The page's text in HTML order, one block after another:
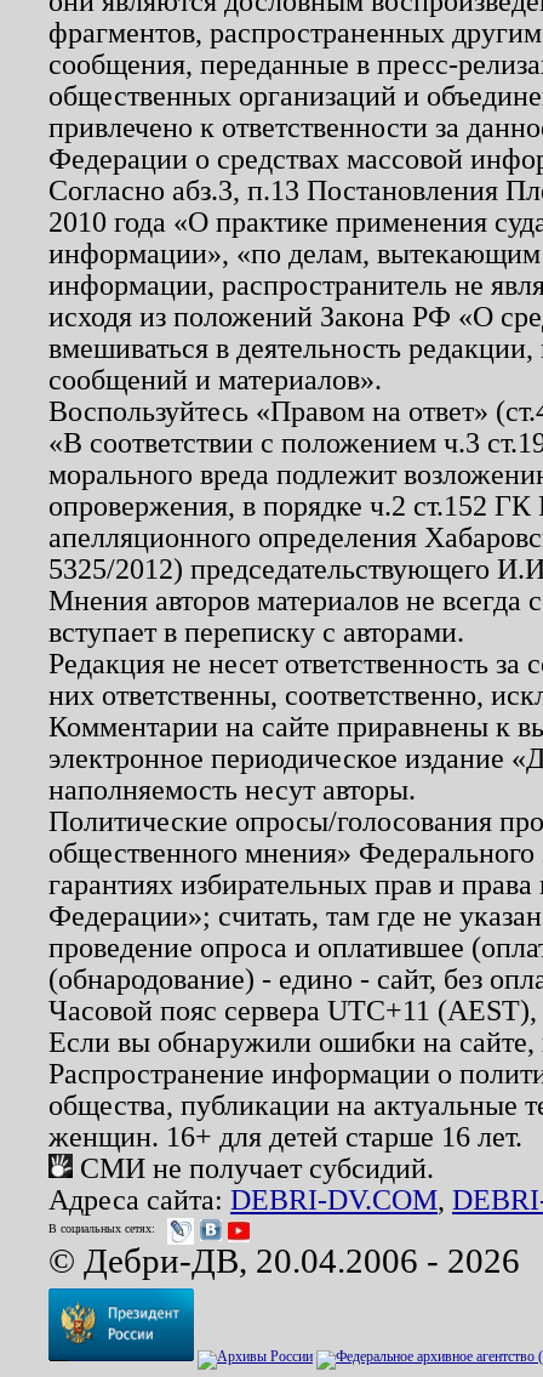
фрагментов, распространенных
сообщения, переданные в пресс-
общественных организаций и
привлечено к ответственности за
Федерации о средствах массовой
Согласно абз.3, п.13 Постановления
2010 года «О практике применения
информации», «по делам, вытекающим
информации, распространитель не
исходя из положений Закона РФ «О
вмешиваться в деятельность
сообщений и материалов».
Воспользуйтесь «Правом на ответ»
«В соответствии с положением ч.3
морального вреда подлежит
опровержения, в порядке ч.2 ст.152
апелляционного определения
5325/2012) председательствующего
Мнения авторов материалов не
вступает в переписку с авторами.
Редакция не несет ответственность
них ответственны, соответственно,
Комментарии на сайте приравнены к
электронное периодическое издание
наполняемость несут авторы.
Политические опросы/голосования
общественного мнения»
гарантиях избирательных прав и
Федерации»; считать, там где не
проведение опроса и оплатившее
(обнародование) - едино - сайт, без
Часовой пояс сервера UTC+11
Если вы обнаружили ошибки на
Распространение информации о
общества, публикации на актуальные
женщин. 16+ для детей старше 16 лет.
СМИ не получает субсидий.
Адреса сайта: DEBRI-DV.COM,
В социальных сетях:
© Дебри-ДВ, 20.04.2006 - 2026